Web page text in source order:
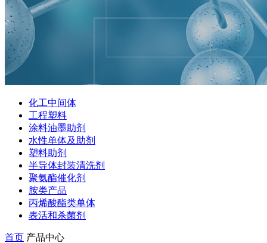
化工中间体
工程塑料
涂料油墨助剂
水性单体及助剂
塑料助剂
半导体封装清洗剂
聚氨酯催化剂
胺类产品
丙烯酸酯类单体
表活和杀菌剂
首页 产品中心